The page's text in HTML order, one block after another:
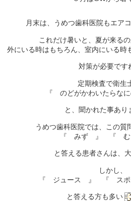
月末は、うめつ歯科医院もエア
これだけ暑いと、夏が来るの
外にいる時はもちろん、室内にいる時
対策が必要です
定期検査で衛生
『 のどがかわいたらな
と、聞かれた事あり
うめつ歯科医院では、この質
『 みず 』 『 む
と答える患者さんは、
しかし、
『 ジュース 』 『 スポ
と答える方も多い